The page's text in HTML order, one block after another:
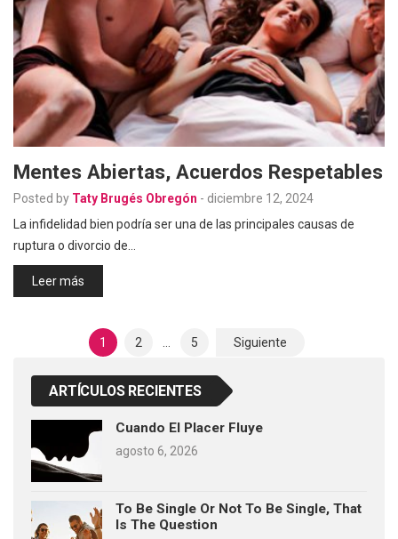
Mentes Abiertas, Acuerdos Respetables
Posted by Taty Brugés Obregón - diciembre 12, 2024
La infidelidad bien podría ser una de las principales causas de
ruptura o divorcio de…
Leer más
Paginación
De
Entradas
1 2 5 Siguiente
ARTÍCULOS RECIENTES
Cuando El Placer Fluye
agosto 6, 2026
To Be Single Or Not To Be Single, That
Is The Question